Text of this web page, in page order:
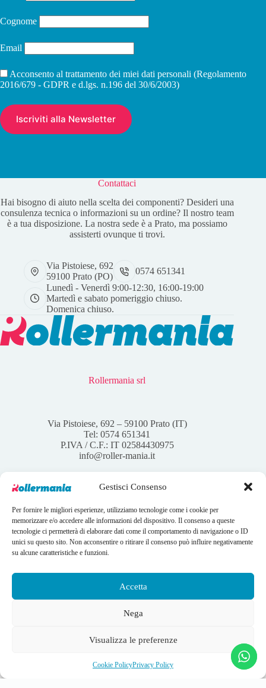
Gestisci Consenso
Per fornire le migliori esperienze, utilizziamo tecnologie come i cookie per
memorizzare e/o accedere alle informazioni del dispositivo. Il consenso a queste
tecnologie ci permetterà di elaborare dati come il comportamento di navigazione o ID
unici su questo sito. Non acconsentire o ritirare il consenso può influire negativamente
su alcune caratteristiche e funzioni.
Accetta
Nega
Visualizza le preferenze
Cookie PolicyPrivacy Policy
Cognome
Email
Acconsento al trattamento dei miei dati personali (Regolamento
2016/679 - GDPR e d.lgs. n.196 del 30/6/2003)
Contattaci
Hai bisogno di aiuto nella scelta dei componenti? Desideri una
consulenza tecnica o informazioni su un ordine? Il nostro team
è a tua disposizione. La nostra sede è a Prato, ma possiamo
assisterti ovunque ti trovi.
Via Pistoiese, 692
59100 Prato (PO)
0574 651341
Lunedì - Venerdì 9:00-12:30, 16:00-19:00
Martedì e sabato pomeriggio chiuso.
Domenica chiuso.
Rollermania srl
Via Pistoiese, 692 – 59100 Prato (IT)
Tel: 0574 651341
P.IVA / C.F.: IT 02584430975
info@roller-mania.it
Account
Il mio account
I tuoi ordini
Copyright © 2026 Rollermania - Webdesign by